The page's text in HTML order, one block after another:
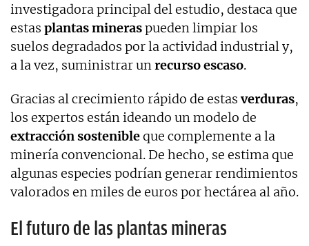
investigadora principal del estudio, destaca que
estas plantas mineraspueden limpiar los
suelos degradados por la actividad industrial y,
a la vez, suministrar unrecurso escaso.
Gracias al crecimiento rápido de estasverduras,
los expertos están ideando un modelo de
extracción sostenibleque complemente a la
minería convencional. De hecho, se estima que
algunas especies podrían generar rendimientos
valorados en miles de euros por hectárea al año.
El futuro de las plantas mineras